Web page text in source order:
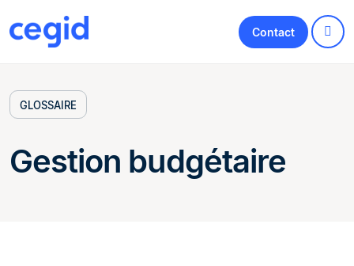
Contact
GLOSSAIRE
Gestion budgétaire